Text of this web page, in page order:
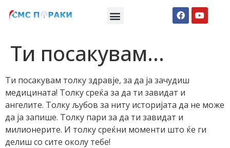
Ти посакувам…
Ти посакувам толку здравје, за да ја зачудиш
медицината! Толку среќа за да ти завидат и
ангелите. Толку љубов за ниту историјата да не може
да ја запише. Толку пари за да ти завидат и
милионерите. И толку среќни моменти што ќе ги
делиш со сите околу тебе!